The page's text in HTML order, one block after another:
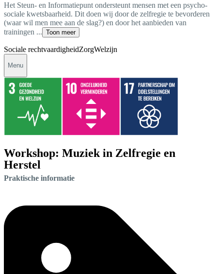
Het Steun- en Informatiepunt ondersteunt mensen met een psycho-
sociale kwetsbaarheid. Dit doen wij door de zelfregie te bevorderen
(waar wil men mee aan de slag?) en door het aanbieden van
trainingen ... Toon meer
Sociale rechtvaardigheidZorgWelzijn
Menu
Workshop: Muziek in Zelfregie en
Herstel
Praktische informatie